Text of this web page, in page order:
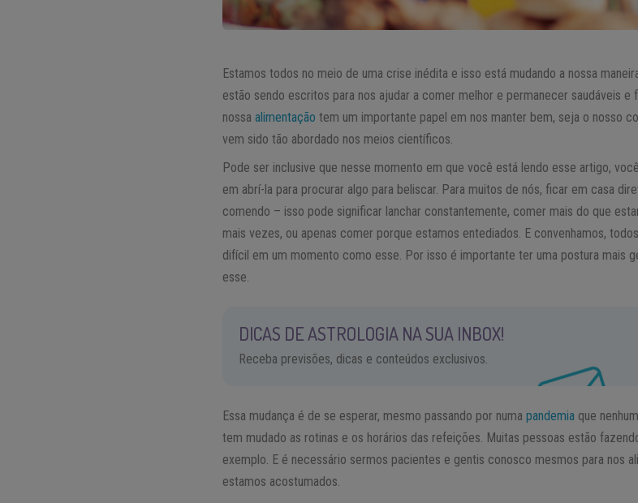
Estamos todos no meio de uma crise inédita e isso está mudando a nossa
estão sendo escritos para nos ajudar a comer melhor e permanecer saudáveis e
nossaalimentação tem um importante papel em nos manter bem, seja o nosso
vem sido tão abordado nos meios científicos.
Pode ser inclusive que nesse momento em que você está lendo esse artigo,
em abrí-la para procurar algo para beliscar. Para muitos de nós, ficar em casa
comendo – isso pode significar lanchar constantemente, comer mais do que
mais vezes, ou apenas comer porque estamos entediados. E convenhamos,
difícil em um momento como esse. Por isso é importante ter uma postura mais
esse.
DICAS DE ASTROLOGIA NA SUA INBOX!
Receba previsões, dicas e conteúdos exclusivos.
Essa mudança é de se esperar, mesmo passando por numapandemia que
tem mudado as rotinas e os horários das refeições. Muitas pessoas estão
exemplo. E é necessário sermos pacientes e gentis conosco mesmos para nos
estamos acostumados.